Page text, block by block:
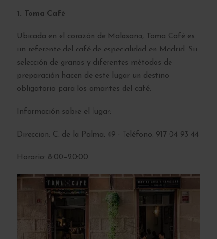
1. Toma Café
Ubicada en el corazón de Malasaña, Toma Café es
un referente del café de especialidad en Madrid. Su
selección de granos y diferentes métodos de
preparación hacen de este lugar un destino
obligatorio para los amantes del café.
Información sobre el lugar:
Direccion: C. de la Palma, 49 · Teléfono: 917 04 93 44
Horario: 8:00–20:00